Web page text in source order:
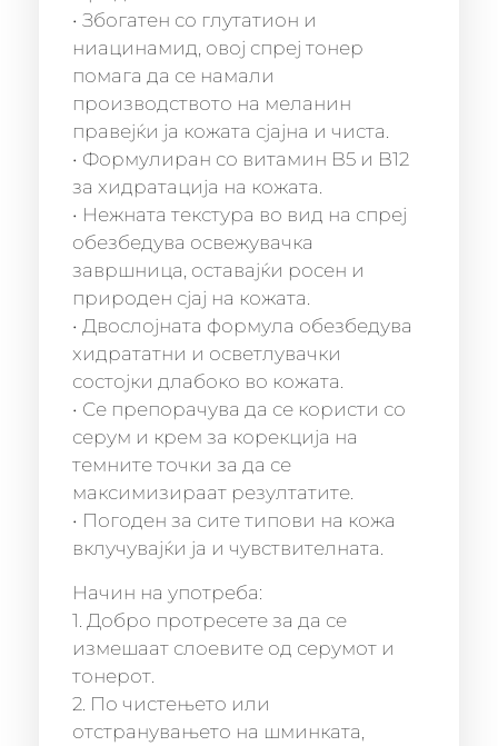
• Збогатен со глутатион и
ниацинамид, овој спреј тонер
помага да се намали
производството на меланин
правејќи ја кожата сјајна и чиста.
• Формулиран со витамин B5 и B12
за хидратација на кожата.
• Нежната текстура во вид на спреј
обезбедува освежувачка
завршница, оставајќи росен и
природен сјај на кожата.
• Двослојната формула обезбедува
хидрататни и осветлувачки
состојки длабоко во кожата.
• Се препорачува да се користи со
серум и крем за корекција на
темните точки за да се
максимизираат резултатите.
• Погоден за сите типови на кожа
вклучувајќи ја и чувствителната.
Начин на употреба:
1. Добро протресете за да се
измешаат слоевите од серумот и
тонерот.
2. По чистењето или
отстранувањето на шминката,